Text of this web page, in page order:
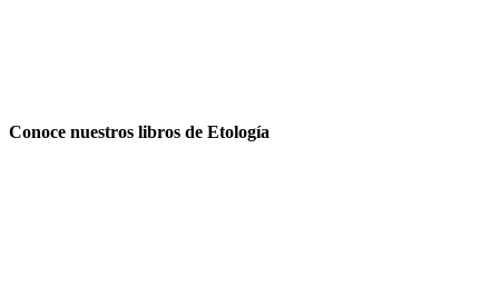
Conoce nuestros libros de Etología